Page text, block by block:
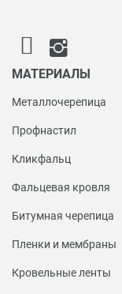
МАТЕРИАЛЫ
Металлочерепица
Профнастил
Кликфальц
Фальцевая кровля
Битумная черепица
Пленки и мембраны
Кровельные ленты